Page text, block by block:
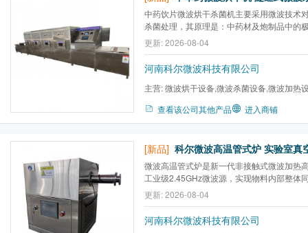
中药饮片微波烘干杀菌机主要采用微波技术
杀菌处理，其原理是：中药材及炮制品中的
地吸收微波能量，在交流电场中，因电场时
子发生急速振动，致使分子间互相摩擦而生
菌的目的。
更新: 2026-08-04
河南科尔微波科技有限公司
主营:微波烘干设备,微波杀菌设备,微波加热
查看该公司其他产品 进入商铺
[新品]
微波高温管式炉是新一代非接触式微波加热
工业级2.45GHz微波源，实现物料内部整体
统电阻炉外部辐射加热模式。
更新: 2026-08-04
河南科尔微波科技有限公司